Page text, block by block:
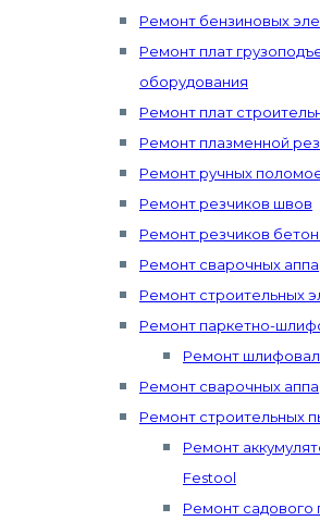
Ремонт бензиновых
Ремонт плат
оборудования
Ремонт плат
Ремонт плазменной
Ремонт ручных
Ремонт резчиков швов
Ремонт резчиков
Ремонт сварочных
Ремонт строительных
Ремонт паркетно-
Ремонт
Ремонт сварочных
Ремонт строительных
Ремонт
Festool
Ремонт садового